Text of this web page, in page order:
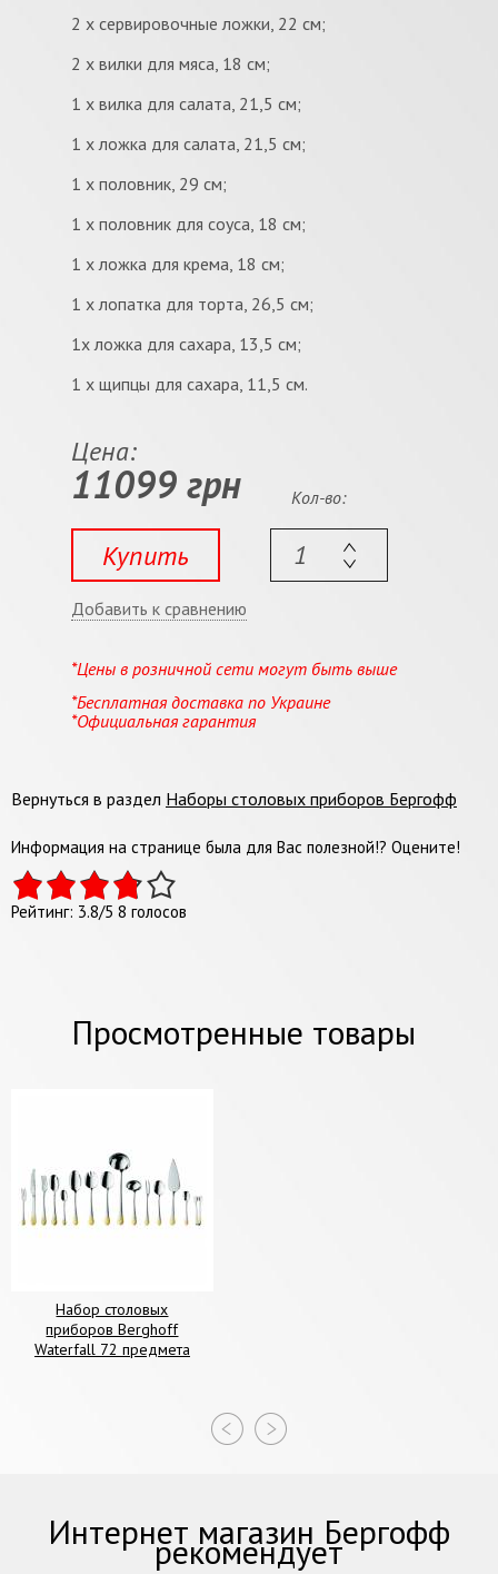
2 x сервировочные ложки, 22 см;
2 x вилки для мяса, 18 см;
1 x вилка для салата, 21,5 см;
1 x ложка для салата, 21,5 см;
1 x половник, 29 см;
1 x половник для соуса, 18 см;
1 х ложка для крема, 18 см;
1 x лопатка для торта, 26,5 см;
1x ложка для сахара, 13,5 см;
1 x щипцы для сахара, 11,5 см.
Цена:
11099 грн
Купить
Кол-во:
Добавить к сравнению
*Цены в розничной сети могут быть выше
*Бесплатная доставка по Украине
*Официальная гарантия
Вернуться в раздел Наборы столовых приборов Бергофф
Информация на странице была для Вас полезной!? Оцените!
Рейтинг: 3.8/5 8 голосов
Просмотренные товары
Набор столовых
приборов Berghoff
Waterfall 72 предмета
Интернет магазин Бергофф
рекомендует